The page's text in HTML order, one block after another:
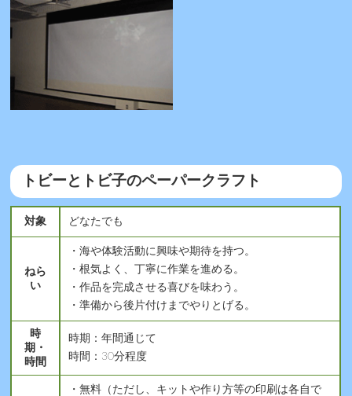
トビーとトビ子のペーパークラフト
対象 どなたでも
ねら
い
・海や体験活動に興味や期待を持つ。
・根気よく、丁寧に作業を進める。
・作品を完成させる喜びを味わう。
・準備から後片付けまでやりとげる。
時
期・
時間
時期：年間通じて
時間：30分程度
・無料（ただし、キットや作り方等の印刷は各自で